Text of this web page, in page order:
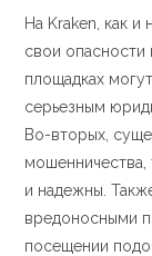
На Kraken, как
свои опасности
площадках
серьезным
Во-вторых,
мошенничества,
и надежны.
вредоносными
посещении